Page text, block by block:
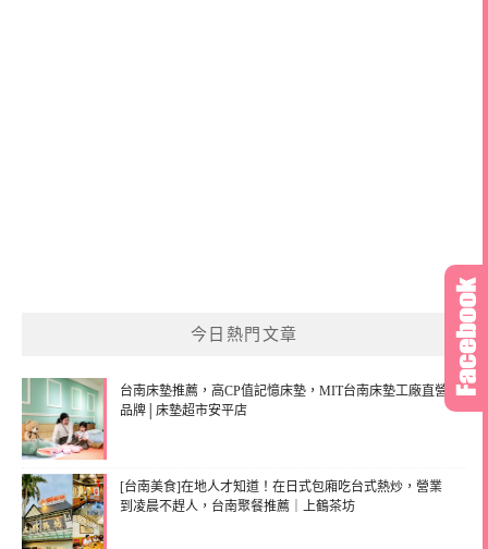
今日熱門文章
台南床墊推薦，高CP值記憶床墊，MIT台南床墊工廠直營
品牌│床墊超市安平店
[台南美食]在地人才知道！在日式包廂吃台式熱炒，營業
到凌晨不趕人，台南聚餐推薦｜上鶴茶坊